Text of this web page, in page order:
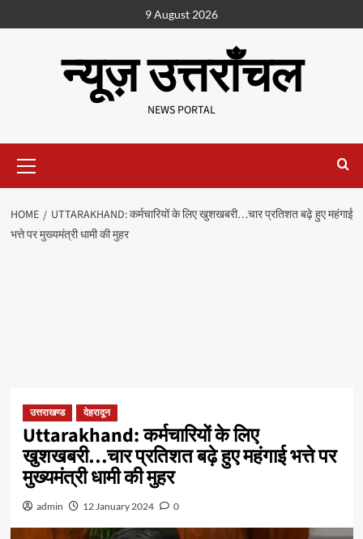
9 August 2026
न्यूज़ उत्तराँचल
NEWS PORTAL
HOME
UTTARAKHAND: कर्मचारियों के लिए खुशखबरी…चार प्रतिशत बढ़े हुए महंगाई
भत्ते पर मुख्यमंत्री धामी की मुहर
उत्तराखण्ड देहरादून
Uttarakhand: कर्मचारियों के लिए
खुशखबरी…चार प्रतिशत बढ़े हुए महंगाई भत्ते पर
मुख्यमंत्री धामी की मुहर
admin 12 January 2024 0